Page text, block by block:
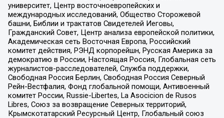
университет, Центр восточноевропейских и
международных исследований, Общество Сторожевой
башни, Библии и трактатов Свидетелей Иеговы,
Гражданский Совет, Центр анализа европейской политики,
Академическая сеть Восточная Европа, Российский
комитет действия, РЭНД корпорейшн, Русская Америка за
демократию в России, Настоящая Россия, Глобальная сеть
журналистов-расследователей, Служба поддержки,
Свободная Россия Берлин, Свободная Россия Северный
Рейн-Вестфалия, Фонд глобальной помощи, Антивоенный
комитет России, Russie-Libertes, La Asocicion de Rusos
Libres, Союз за возвращение Северных территорий,
Крымскотатарский Ресурсный Центр, Глобальный союз